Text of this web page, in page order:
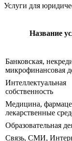
Услуги для
Название
Банковская,
микрофинансовая
Интеллектуальная
собственность
Медицина,
лекарственные
Образовательная
Связь, СМИ,